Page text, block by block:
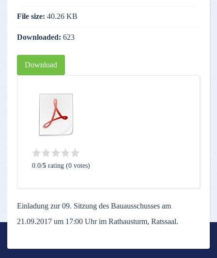
File size: 40.26 KB
Downloaded: 623
Download
0.0/5 rating (0 votes)
Einladung zur 09. Sitzung des Bauausschusses am
21.09.2017 um 17:00 Uhr im Rathausturm, Ratssaal.